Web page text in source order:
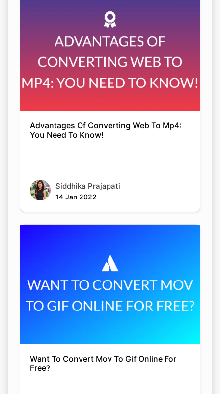
Advantages Of Converting Web To Mp4:
You Need To Know!
Siddhika Prajapati
14 Jan 2022
Want To Convert Mov To Gif Online For
Free?